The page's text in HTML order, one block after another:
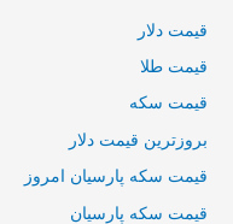
قیمت دلار
قیمت طلا
قیمت سکه
بروزترین قیمت دلار
قیمت سکه پارسیان امروز
قیمت سکه پارسیان